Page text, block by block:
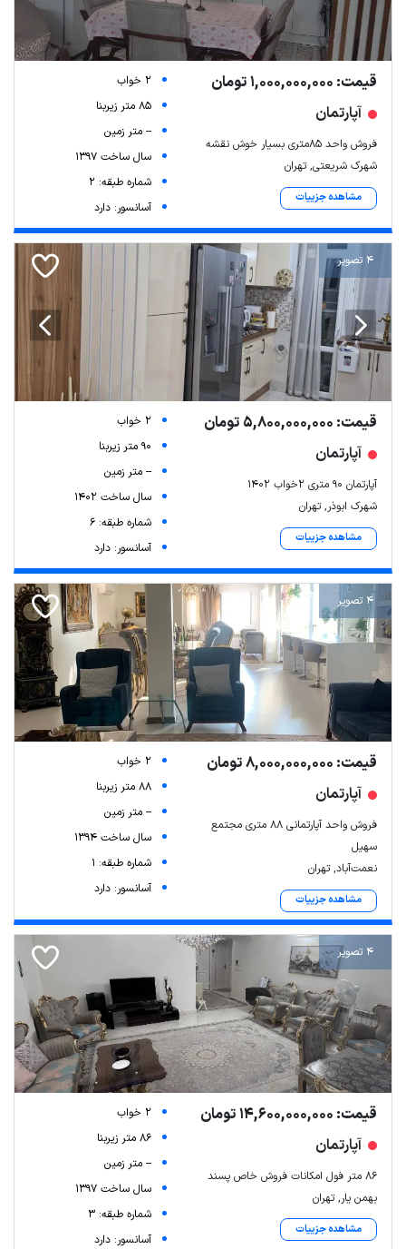
قیمت: 1,000,000,000 تومان
آپارتمان
فروش واحد ۸۵متری بسیار خوش نقشه
شهرک شریعتی, تهران
مشاهده جزییات
2 خواب
85 متر زیربنا
-- متر زمین
سال ساخت 1397
شماره طبقه: 2
آسانسور: دارد
4 تصویر
قیمت: 5,800,000,000 تومان
آپارتمان
آپارتمان ۹۰ متری ۲خواب ۱۴۰۲
شهرک ابوذر, تهران
مشاهده جزییات
2 خواب
90 متر زیربنا
-- متر زمین
سال ساخت 1402
شماره طبقه: 6
آسانسور: دارد
4 تصویر
قیمت: 8,000,000,000 تومان
آپارتمان
فروش واحد آپارتمانی ۸۸ متری مجتمع
سهیل
نعمت‌آباد, تهران
مشاهده جزییات
2 خواب
88 متر زیربنا
-- متر زمین
سال ساخت 1394
شماره طبقه: 1
آسانسور: دارد
4 تصویر
قیمت: 14,600,000,000 تومان
آپارتمان
۸۶ متر فول امکانات فروش خاص پسند
بهمن یار, تهران
مشاهده جزییات
2 خواب
86 متر زیربنا
-- متر زمین
سال ساخت 1397
شماره طبقه: 3
آسانسور: دارد